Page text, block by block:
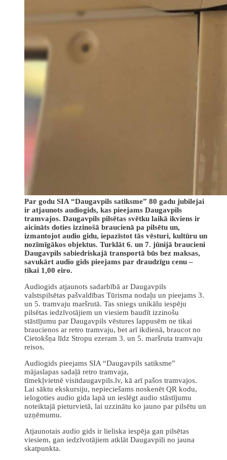
Par godu SIA “Daugavpils satiksme” 80 gadu jubilejai
ir atjaunots audiogids, kas pieejams Daugavpils
tramvajos. Daugavpils pilsētas svētku laikā ikviens ir
aicināts doties izzinošā braucienā pa pilsētu un,
izmantojot audio gidu, iepazīstot tās vēsturi, kultūru un
nozīmīgākos objektus. Turklāt 6. un 7. jūnijā braucieni
Daugavpils sabiedriskajā transportā būs bez maksas,
savukārt audio gids pieejams par draudzīgu cenu –
tikai 1,00 eiro.
Audiogids atjaunots sadarbībā ar Daugavpils
valstspilsētas pašvaldības Tūrisma nodaļu un pieejams 3.
un 5. tramvaju maršrutā. Tas sniegs unikālu iespēju
pilsētas iedzīvotājiem un viesiem baudīt izzinošu
stāstījumu par Daugavpils vēstures lappusēm ne tikai
braucienos ar retro tramvaju, bet arī ikdienā, braucot no
Cietokšņa līdz Stropu ezeram 3. un 5. maršruta tramvaju
reisos.
Audiogids pieejams SIA “Daugavpils satiksme”
mājaslapas sadaļā retro tramvaja,
tīmekļvietnē visitdaugavpils.lv, kā arī pašos tramvajos.
Lai sāktu ekskursiju, nepieciešams noskenēt QR kodu,
ielogoties audio gida lapā un ieslēgt audio stāstījumu
noteiktajā pieturvietā, lai uzzinātu ko jauno par pilsētu un
uzņēmumu.
Atjaunotais audio gids ir lieliska iespēja gan pilsētas
viesiem, gan iedzīvotājiem atklāt Daugavpili no jauna
skatpunkta.